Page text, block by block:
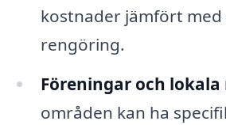
kostnader jämfört med
rengöring.
Föreningar och lokala
områden kan ha